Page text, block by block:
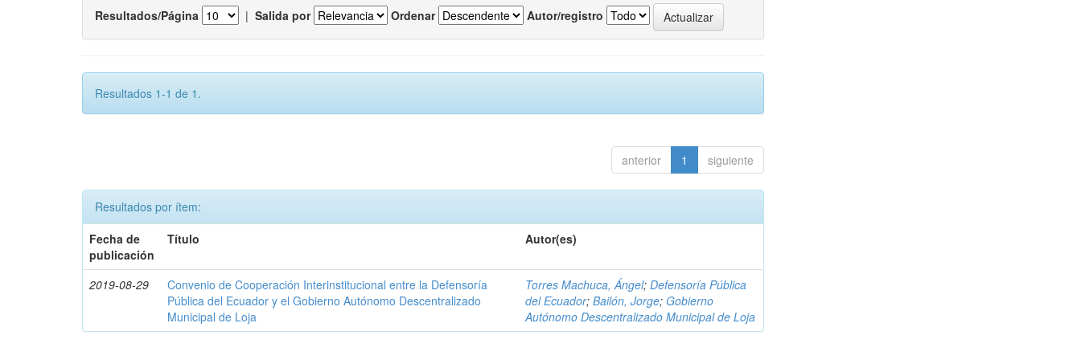
Resultados/Página | Salida por Ordenar Autor/registro
Resultados 1-1 de 1.
anterior 1 siguiente
Resultados por ítem:
Fecha de
publicación
Título Autor(es)
2019-08-29
Convenio de Cooperación Interinstitucional entre la Defensoría
Pública del Ecuador y el Gobierno Autónomo Descentralizado
Municipal de Loja
Torres Machuca, Ángel;Defensoría Pública
del Ecuador;Bailón, Jorge; Gobierno
Autónomo Descentralizado Municipal de Loja